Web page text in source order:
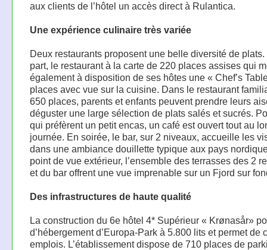
aux clients de l’hôtel un accès direct à Rulantica.
Une expérience culinaire très variée
Deux restaurants proposent une belle diversité de plats.
part, le restaurant à la carte de 220 places assises qui
également à disposition de ses hôtes une « Chef’s
places avec vue sur la cuisine. Dans le restaurant
650 places, parents et enfants peuvent prendre leurs
déguster une large sélection de plats salés et sucrés.
qui préfèrent un petit encas, un café est ouvert tout au
journée. En soirée, le bar, sur 2 niveaux, accueille les
dans une ambiance douillette typique aux pays
point de vue extérieur, l’ensemble des terrasses des 2
et du bar offrent une vue imprenable sur un Fjord sur
Des infrastructures de haute qualité
La construction du 6e hôtel 4* Supérieur « Krønasår»
d’hébergement d’Europa-Park à 5.800 lits et permet de
emplois. L’établissement dispose de 710 places de